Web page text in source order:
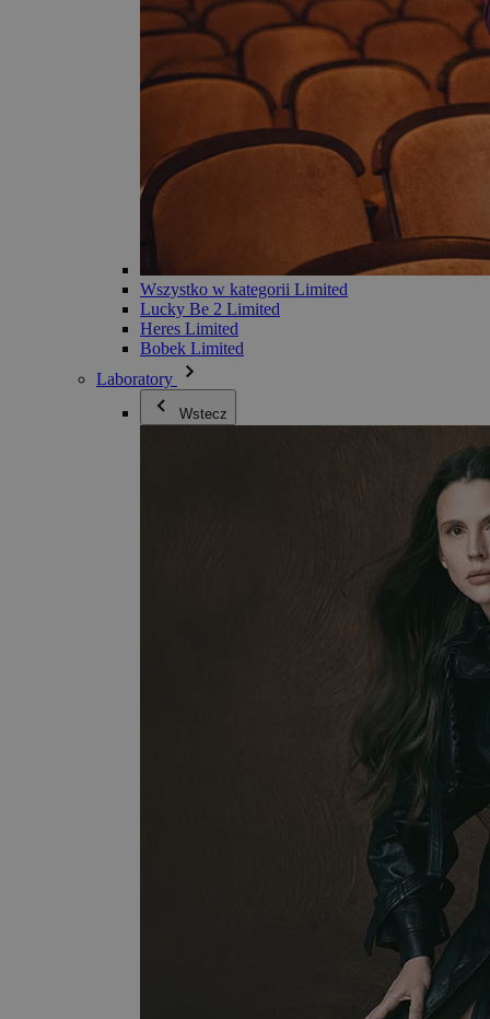
Wszystko w kategorii Limited
Lucky Be 2 Limited
Heres Limited
Bobek Limited
Laboratory
Wstecz